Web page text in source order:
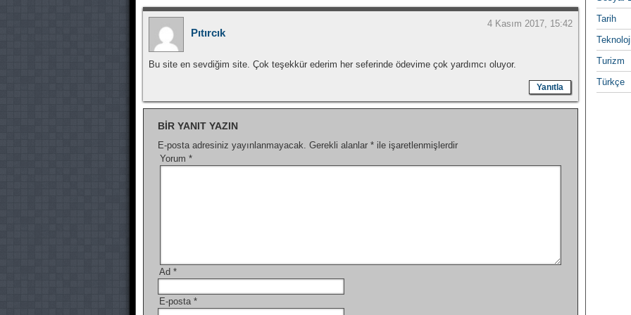
Pıtırcık
4 Kasım 2017, 15:42
Bu site en sevdiğim site. Çok teşekkür ederim her seferinde ödevime çok yardımcı oluyor.
Yanıtla
BIR YANIT YAZIN
E-posta adresiniz yayınlanmayacak. Gerekli alanlar * ile işaretlenmişlerdir
Yorum *
Ad *
E-posta *
Tarih
Turizm
Türkçe